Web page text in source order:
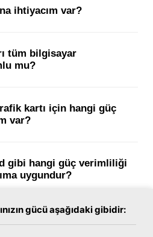
ihtiyacım var?
tüm bilgisayar
mu?
kartı için hangi güç
var?
uygundur?
nedir?
gücü aşağıdaki gibidir: